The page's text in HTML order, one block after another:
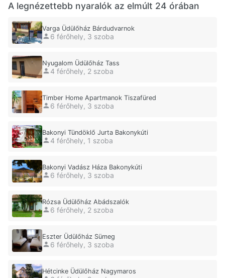
A legnézettebb nyaralók az elmúlt 24 órában
Varga Üdülőház Bárdudvarnok
6 férőhely, 3 szoba
Nyugalom Üdülőház Tass
4 férőhely, 2 szoba
Timber Home Apartmanok Tiszafüred
6 férőhely, 3 szoba
Bakonyi Tündöklő Jurta Bakonykúti
4 férőhely, 1 szoba
Bakonyi Vadász Háza Bakonykúti
6 férőhely, 3 szoba
Rózsa Üdülőház Abádszalók
6 férőhely, 2 szoba
Eszter Üdülőház Sümeg
6 férőhely, 3 szoba
Hétcinke Üdülőház Nagymaros